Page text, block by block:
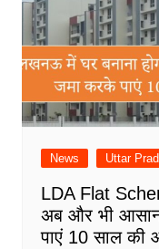
News Uttar
LDA Flat
अब और भी
पाएं 10 साल की